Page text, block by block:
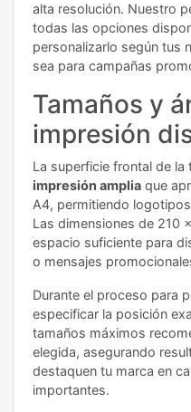
alta resolución. Nuestro
todas las opciones
personalizarlo según tus
sea para campañas
Tamaños y
impresión
La superficie frontal de la
impresión amplia que
A4, permitiendo
Las dimensiones de 210
espacio suficiente para
o mensajes
Durante el proceso para
especificar la posición
tamaños máximos
elegida, asegurando
destaquen tu marca en
importantes.